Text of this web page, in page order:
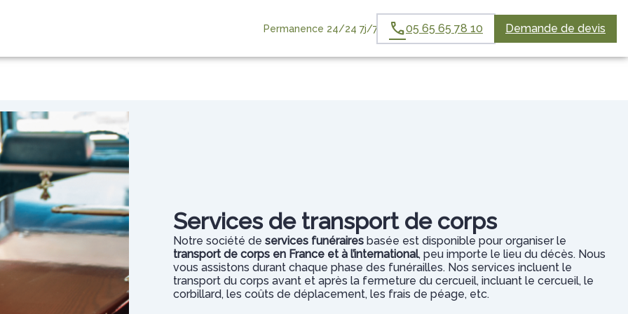
Permanence 24/24 7j/7 05 65 65 78 10 Demande de devis
SERVICES AUX FAMILLESESPACES HOMMAGES
Services de transport de corps
Notre société de services funéraires basée est disponible pour organiser le
transport de corps en France et à l’international, peu importe le lieu du décès. Nous
vous assistons durant chaque phase des funérailles. Nos services incluent le
transport du corps avant et après la fermeture du cercueil, incluant le cercueil, le
corbillard, les coûts de déplacement, les frais de péage, etc.